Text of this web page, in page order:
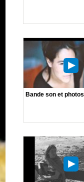
Bande son et photos